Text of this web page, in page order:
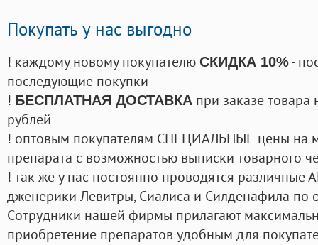
Покупать у нас выгодно
! каждому новому покупателю СКИДКА 10%-
последующие покупки
! БЕСПЛАТНАЯ ДОСТАВКА при заказе
рублей
! оптовым покупателям СПЕЦИАЛЬНЫЕ цены на
препарата с возможностью выписки товарного
! так же у нас постоянно проводятся
дженерики Левитры, Сиалиса и Силденафила по
Cотрудники нашей фирмы прилагают
приобретение препаратов удобным для